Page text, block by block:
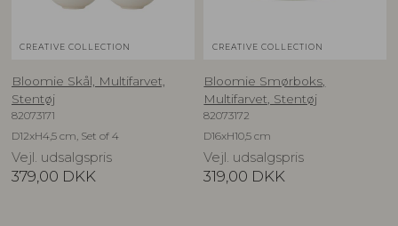
CREATIVE COLLECTION
Bloomie Skål, Multifarvet,
Stentøj
82073171
D12xH4,5 cm, Set of 4
Vejl. udsalgspris
379,00 DKK
CREATIVE COLLECTION
Bloomie Smørboks,
Multifarvet, Stentøj
82073172
D16xH10,5 cm
Vejl. udsalgspris
319,00 DKK